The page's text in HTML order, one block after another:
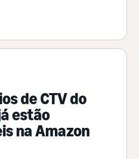
de CTV do
estão
na Amazon